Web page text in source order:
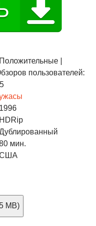
Положительные
пользователей:
1996
мин.
MB)